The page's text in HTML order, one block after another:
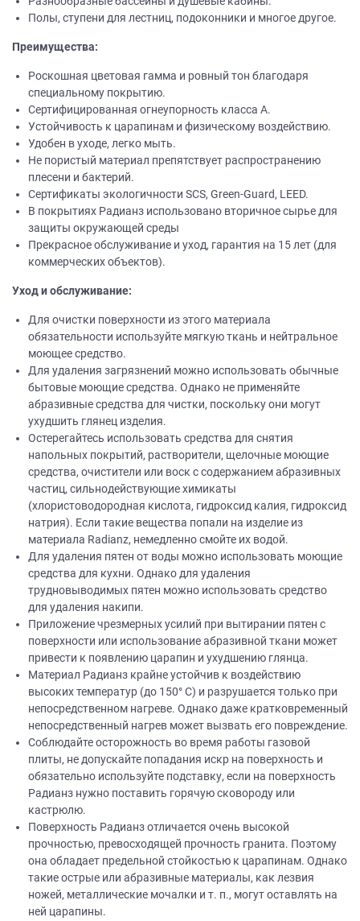
Полы, ступени для лестниц, подоконники и многое другое.
Преимущества:
Роскошная цветовая гамма и ровный тон благодаря
специальному покрытию.
Сертифицированная огнеупорность класса А.
Устойчивость к царапинам и физическому воздействию.
Удобен в уходе, легко мыть.
Не пористый материал препятствует распространению
плесени и бактерий.
Сертификаты экологичности SCS, Green-Guard, LEED.
В покрытиях Радианз использовано вторичное сырье для
защиты окружающей среды
Прекрасное обслуживание и уход, гарантия на 15 лет (для
коммерческих объектов).
Уход и обслуживание:
Для очистки поверхности из этого материала
обязательности используйте мягкую ткань и нейтральное
моющее средство.
Для удаления загрязнений можно использовать обычные
бытовые моющие средства. Однако не применяйте
абразивные средства для чистки, поскольку они могут
ухудшить глянец изделия.
Остерегайтесь использовать средства для снятия
напольных покрытий, растворители, щелочные моющие
средства, очистители или воск с содержанием абразивных
частиц, сильнодействующие химикаты
(хлористоводородная кислота, гидроксид калия, гидроксид
натрия). Если такие вещества попали на изделие из
материала Radianz, немедленно смойте их водой.
Для удаления пятен от воды можно использовать моющие
средства для кухни. Однако для удаления
трудновыводимых пятен можно использовать средство
для удаления накипи.
Приложение чрезмерных усилий при вытирании пятен с
поверхности или использование абразивной ткани может
привести к появлению царапин и ухудшению глянца.
Материал Радианз крайне устойчив к воздействию
высоких температур (до 150° C) и разрушается только при
непосредственном нагреве. Однако даже кратковременный
непосредственный нагрев может вызвать его повреждение.
Соблюдайте осторожность во время работы газовой
плиты, не допускайте попадания искр на поверхность и
обязательно используйте подставку, если на поверхность
Радианз нужно поставить горячую сковороду или
кастрюлю.
Поверхность Радианз отличается очень высокой
прочностью, превосходящей прочность гранита. Поэтому
она обладает предельной стойкостью к царапинам. Однако
такие острые или абразивные материалы, как лезвия
ножей, металлические мочалки и т. п., могут оставлять на
ней царапины.